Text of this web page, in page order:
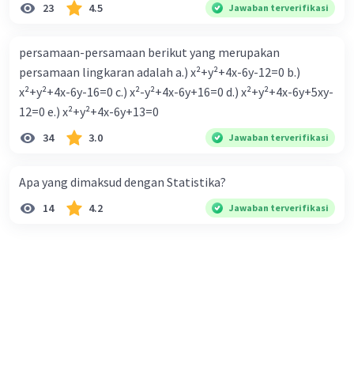
23 4.5 Jawaban terverifikasi
persamaan-persamaan berikut yang merupakan
persamaan lingkaran adalah a.) x²+y²+4x-6y-12=0 b.)
x²+y²+4x-6y-16=0 c.) x²-y²+4x-6y+16=0 d.) x²+y²+4x-6y+5xy-
12=0 e.) x²+y²+4x-6y+13=0
34 3.0 Jawaban terverifikasi
Apa yang dimaksud dengan Statistika?
14 4.2 Jawaban terverifikasi